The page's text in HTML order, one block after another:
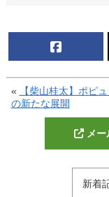
«
【柴山桂太】ポピ
の新たな展開
メ
新着